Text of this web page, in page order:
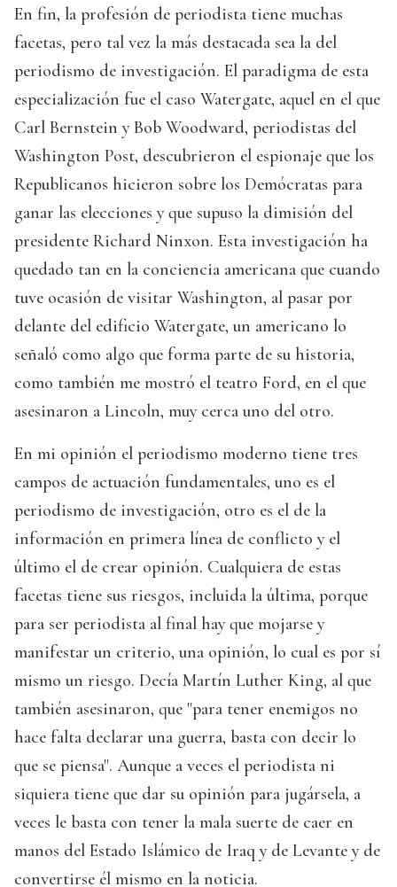
En fin, la profesión de periodista tiene muchas
facetas, pero tal vez la más destacada sea la del
periodismo de investigación. El paradigma de esta
especialización fue el caso Watergate, aquel en el que
Carl Bernstein y Bob Woodward, periodistas del
Washington Post, descubrieron el espionaje que los
Republicanos hicieron sobre los Demócratas para
ganar las elecciones y que supuso la dimisión del
presidente Richard Ninxon. Esta investigación ha
quedado tan en la conciencia americana que cuando
tuve ocasión de visitar Washington, al pasar por
delante del edificio Watergate, un americano lo
señaló como algo que forma parte de su historia,
como también me mostró el teatro Ford, en el que
asesinaron a Lincoln, muy cerca uno del otro.
En mi opinión el periodismo moderno tiene tres
campos de actuación fundamentales, uno es el
periodismo de investigación, otro es el de la
información en primera línea de conflicto y el
último el de crear opinión. Cualquiera de estas
facetas tiene sus riesgos, incluida la última, porque
para ser periodista al final hay que mojarse y
manifestar un criterio, una opinión, lo cual es por sí
mismo un riesgo. Decía Martín Luther King, al que
también asesinaron, que "para tener enemigos no
hace falta declarar una guerra, basta con decir lo
que se piensa". Aunque a veces el periodista ni
siquiera tiene que dar su opinión para jugársela, a
veces le basta con tener la mala suerte de caer en
manos del Estado Islámico de Iraq y de Levante y de
convertirse él mismo en la noticia.